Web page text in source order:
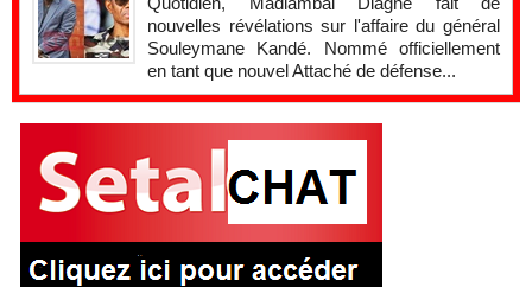
nouvelles révélations sur l'affaire du général
Souleymane Kandé. Nommé officiellement
en tant que nouvel Attaché de défense...